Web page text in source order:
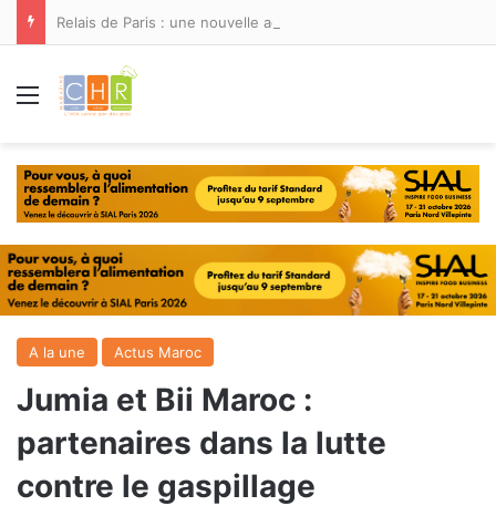
Menu
A la une Actus Maroc
Jumia et Bii Maroc :
partenaires dans la lutte
contre le gaspillage